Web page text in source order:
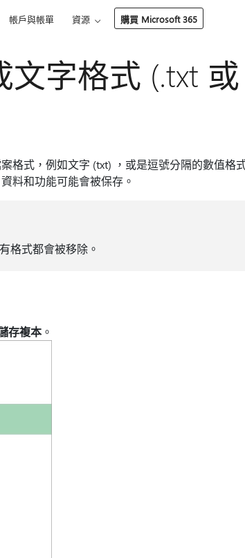
帳戶與帳單 資源 購買 Microsoft 365
字格式 (.txt 或
格式，例如文字 (txt) ，或是逗號分隔的數值格
料和功能可能會被保存。
格式都會被移除。
存複本。